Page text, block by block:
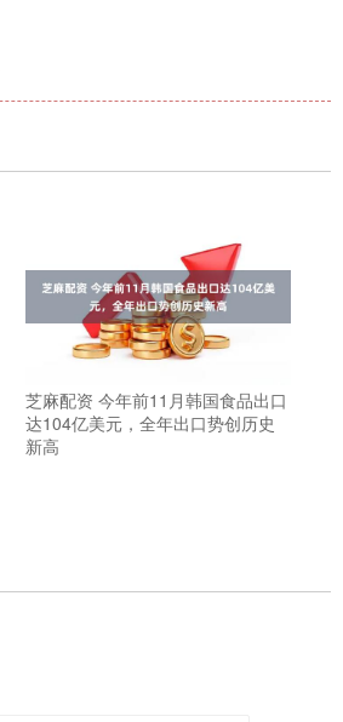
芝麻配资 今年前11月韩国食品出口
达104亿美元，全年出口势创历史
新高